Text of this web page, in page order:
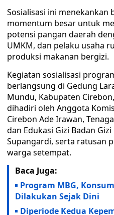
Sosialisasi ini menekankan
momentum besar untuk
potensi pangan daerah
UMKM, dan pelaku usaha
produksi makanan bergizi.
Kegiatan sosialisasi
berlangsung di Gedung
Mundu, Kabupaten
dihadiri oleh Anggota
Cirebon Ade Irawan,
dan Edukasi Gizi Badan
Supangardi, serta ratusan
warga setempat.
Baca Juga:
Program MBG,
Dilakukan Sejak Dini
Diperiode Kedua